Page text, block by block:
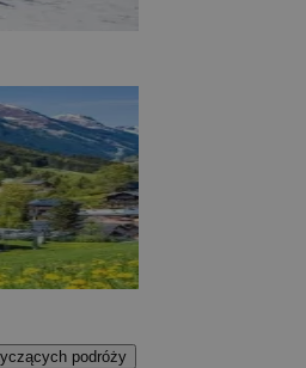
podróży